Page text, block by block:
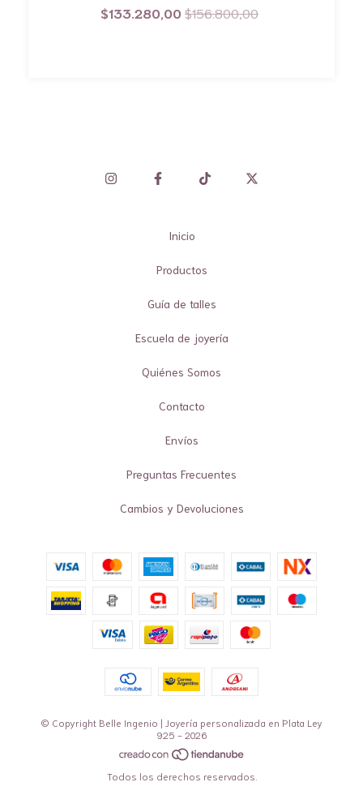
$133.280,00 $156.800,00
Inicio
Productos
Guía de talles
Escuela de joyería
Quiénes Somos
Contacto
Envíos
Preguntas Frecuentes
Cambios y Devoluciones
© Copyright Belle Ingenio | Joyería personalizada en Plata Ley
925 - 2026
Todos los derechos reservados.